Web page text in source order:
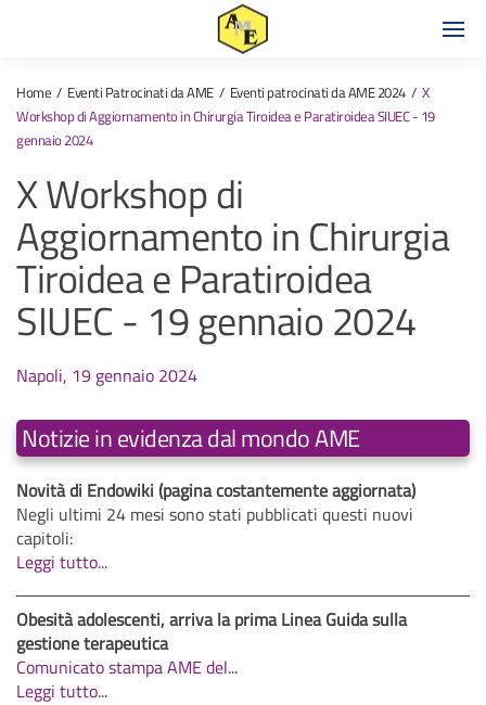
Home Eventi Patrocinati da AME Eventi patrocinati da AME 2024
X
Workshop di Aggiornamento in Chirurgia Tiroidea e Paratiroidea SIUEC - 19
gennaio 2024
X Workshop di
Aggiornamento in Chirurgia
Tiroidea e Paratiroidea
SIUEC - 19 gennaio 2024
Napoli, 19 gennaio 2024
Notizie in evidenza dal mondo AME
Novità di Endowiki (pagina costantemente aggiornata)
Negli ultimi 24 mesi sono stati pubblicati questi nuovi
capitoli:
Leggi tutto...
Obesità adolescenti, arriva la prima Linea Guida sulla
gestione terapeutica
Comunicato stampa AME del...
Leggi tutto...